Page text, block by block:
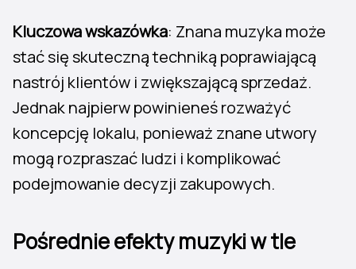
Kluczowa wskazówka: Znana muzyka może
stać się skuteczną techniką poprawiającą
nastrój klientów i zwiększającą sprzedaż.
Jednak najpierw powinieneś rozważyć
koncepcję lokalu, ponieważ znane utwory
mogą rozpraszać ludzi i komplikować
podejmowanie decyzji zakupowych.
Pośrednie efekty muzyki w tle